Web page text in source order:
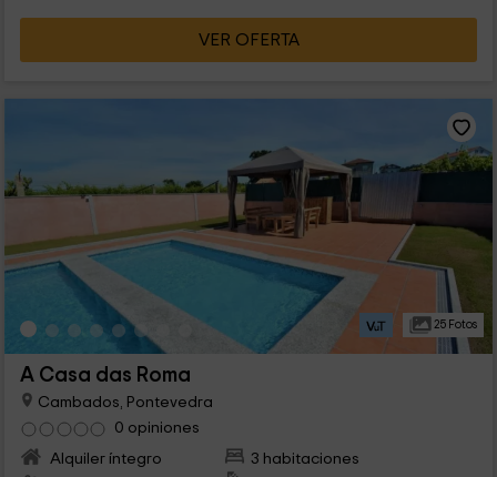
VER OFERTA
25 Fotos
A Casa das Roma
Cambados, Pontevedra
0 opiniones
Alquiler íntegro
3 habitaciones